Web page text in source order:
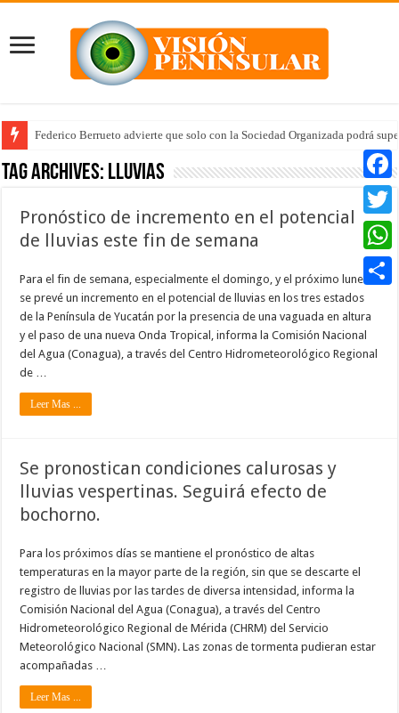
Federico Berrueto advierte que solo con la Sociedad Organizada podrá
Tag Archives: lluvias
Pronóstico de incremento en el potencial
de lluvias este fin de semana
Para el fin de semana, especialmente el domingo, y el próximo lunes
se prevé un incremento en el potencial de lluvias en los tres estados
de la Península de Yucatán por la presencia de una vaguada en altura
y el paso de una nueva Onda Tropical, informa la Comisión Nacional
del Agua (Conagua), a través del Centro Hidrometeorológico Regional
de …
Leer Mas ...
Se pronostican condiciones calurosas y
lluvias vespertinas. Seguirá efecto de
bochorno.
Para los próximos días se mantiene el pronóstico de altas
temperaturas en la mayor parte de la región, sin que se descarte el
registro de lluvias por las tardes de diversa intensidad, informa la
Comisión Nacional del Agua (Conagua), a través del Centro
Hidrometeorológico Regional de Mérida (CHRM) del Servicio
Meteorológico Nacional (SMN). Las zonas de tormenta pudieran estar
acompañadas …
Leer Mas ...
Twitter